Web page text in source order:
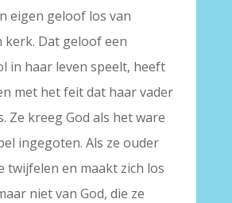
eigen geloof los van
kerk. Dat geloof een
in haar leven speelt, heeft
met het feit dat haar vader
Ze kreeg God als het ware
ingegoten. Als ze ouder
twijfelen en maakt zich los
niet van God, die ze